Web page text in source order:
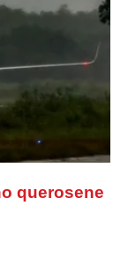
querosene